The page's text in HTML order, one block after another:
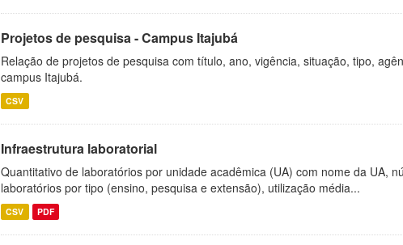
Projetos de pesquisa - Campus Itajubá
Relação de projetos de pesquisa com título, ano, vigência, situação, tipo,
campus Itajubá.
CSV
Infraestrutura laboratorial
Quantitativo de laboratórios por unidade acadêmica (UA) com nome da UA,
laboratórios por tipo (ensino, pesquisa e extensão), utilização média...
CSV PDF